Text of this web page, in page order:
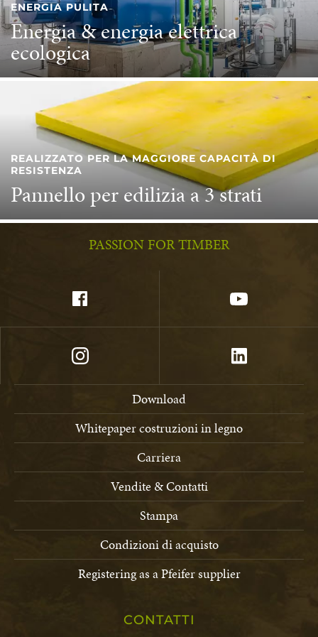
ENERGIA PULITA
Energia & energia elettrica
ecologica
REALIZZATO PER LA MAGGIORE CAPACITÀ DI
RESISTENZA
Pannello per edilizia a 3 strati
PASSION FOR TIMBER
Download
Whitepaper costruzioni in legno
Carriera
Vendite & Contatti
Stampa
Condizioni di acquisto
Registering as a Pfeifer supplier
CONTATTI